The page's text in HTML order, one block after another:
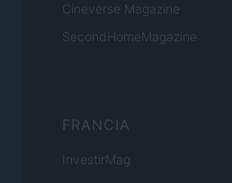
Cineverse Magazine
SecondHomeMagazine
FRANCIA
InvestirMag